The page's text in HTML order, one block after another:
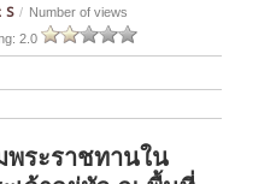
S / Number of views
2.0
ระราชทานใน